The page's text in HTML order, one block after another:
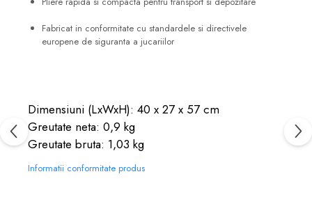
Fabricat in conformitate cu standardele si directivele
europene de siguranta a jucariilor
Dimensiuni (LxWxH): 40 x 27 x 57 cm
Greutate neta: 0,9 kg
Greutate bruta: 1,03 kg
Informatii conformitate produs